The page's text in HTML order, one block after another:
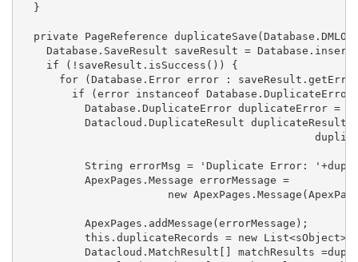
  }
private PageReference
Database.SaveResult saveResult =
    if (!saveResult.isSuccess()) {
for (Database.Error error :
if (error instanceof
Database.DuplicateError duplicateError =
Datacloud.DuplicateResult duplicateResult
String errorMsg = 'Duplicate Error:
          ApexPages.Message errorMessage =
new
          ApexPages.addMessage(errorMessage);
this.duplicateRecords = new
Datacloud.MatchResult[] matchResults